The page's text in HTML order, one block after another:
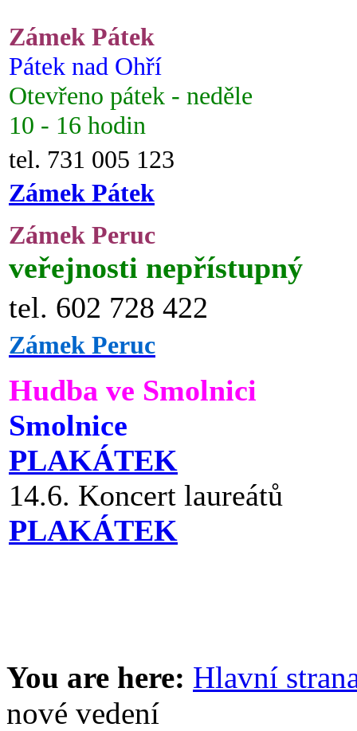
Zámek Pátek
Pátek nad Ohří
Otevřeno pátek - neděle
10 - 16 hodin
tel. 731 005 123
Zámek Pátek
Zámek Peruc
veřejnosti nepřístupný
tel. 602 728 422
Zámek Peruc
Hudba ve Smolnici
Smolnice
PLAKÁTEK
14.6. Koncert laureátů
PLAKÁTEK
You are here: Hlavní
nové vedení